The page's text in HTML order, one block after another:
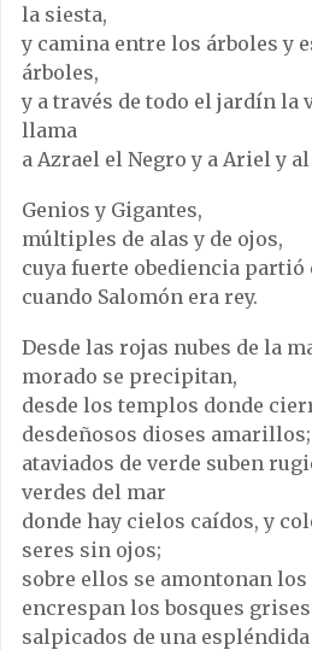
la siesta,
y camina entre los árboles y
árboles,
y a través de todo el jardín la
llama
a Azrael el Negro y a Ariel y
Genios y Gigantes,
múltiples de alas y de ojos,
cuya fuerte obediencia partió
cuando Salomón era rey.
Desde las rojas nubes de la
morado se precipitan,
desde los templos donde
desdeñosos dioses amarillos;
ataviados de verde suben
verdes del mar
donde hay cielos caídos, y
seres sin ojos;
sobre ellos se amontonan los
encrespan los bosques
salpicados de una